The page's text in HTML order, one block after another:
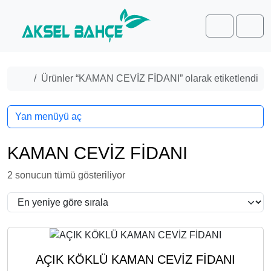
Cart
Home
Ürünler “KAMAN CEVİZ FİDANI” olarak etiketlendi
KAMAN CEVİZ FİDANI
2 sonucun tümü gösteriliyorE
n
y
AÇIK KÖKLÜ KAMAN CEVİZ FİDANI
Yan menüyü aç